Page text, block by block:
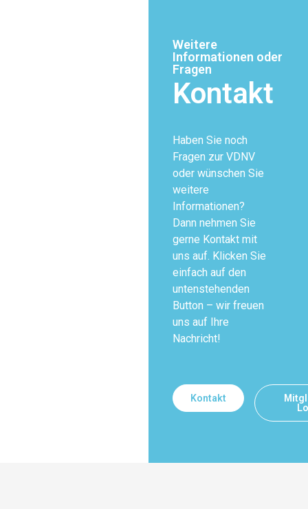
Weitere
Informationen oder
Fragen
Kontakt
Haben Sie noch
Fragen zur VDNV
oder wünschen Sie
weitere
Informationen?
Dann nehmen Sie
gerne Kontakt mit
uns auf. Klicken Sie
einfach auf den
untenstehenden
Button – wir freuen
uns auf Ihre
Nachricht!
Kontakt